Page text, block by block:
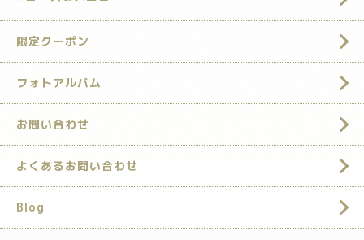
限定クーポン
フォトアルバム
お問い合わせ
よくあるお問い合わせ
Blog